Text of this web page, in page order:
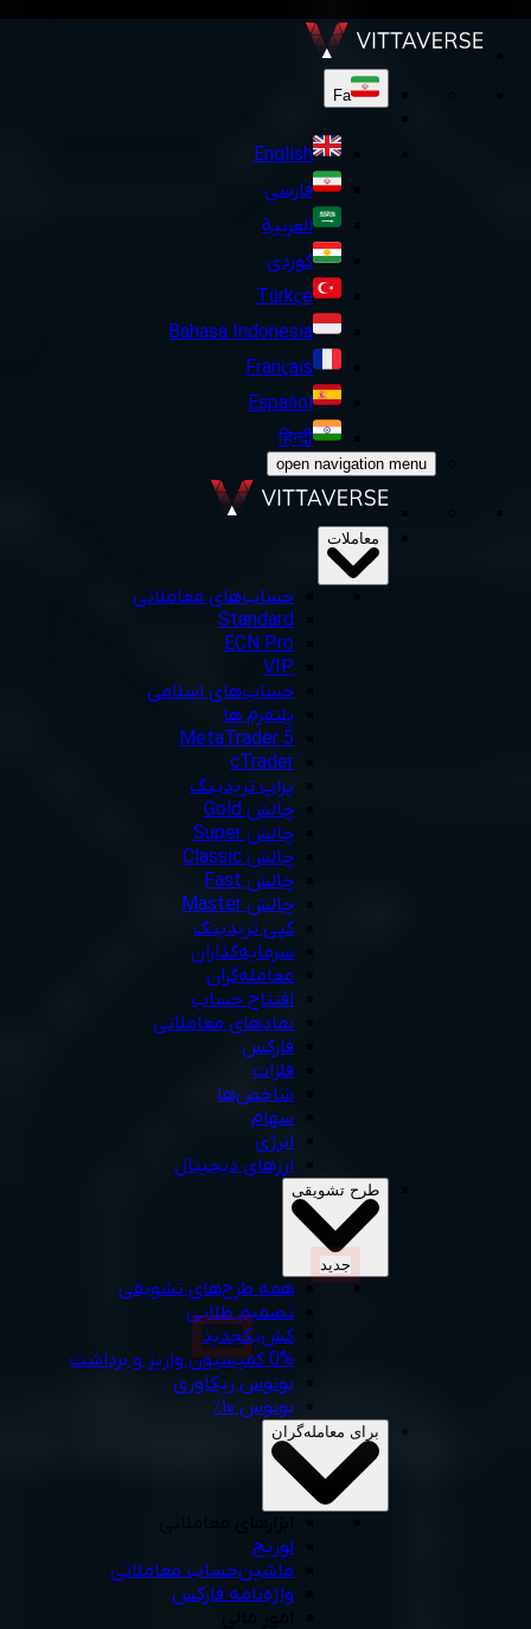
Fa
English
فارسی
العربية
کوردی
Türkçe
Bahasa Indonesia
Français
Español
हिन्दी
open navigation menu
معاملات
حساب‌های معاملاتی
Standard
ECN Pro
VIP
حساب‌های اسلامی
پلتفرم ها
MetaTrader 5
cTrader
پراپ تریدینگ
چالش Gold
چالش Super
چالش Classic
چالش Fast
چالش Master
کپی تریدینگ
سرمایه‌گذاران
معامله‌گران
افتتاح حساب
نمادهای معاملاتی
فارکس
فلزات
شاخص‌ها
سهام
انرژی
ارزهای دیجیتال
طرح‌ تشویقی
جديد
همه‌ طرح‌های‌ تشویقی
تصمیم طلایی
کش‌بکجديد
0% کمیسیون واریز و برداشت
بونوس ریکاوری
بونوس ۱۰٪
برای معامله‌گران
لوریج
ماشین‌حساب‌ معاملاتی
واژه‌نامه فارکس